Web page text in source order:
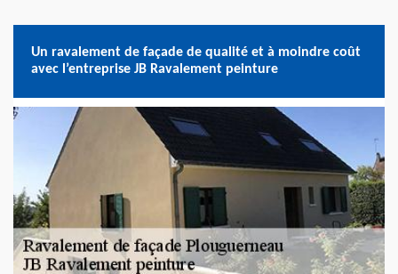
Un ravalement de façade de qualité et à moindre coût
avec l’entreprise JB Ravalement peinture